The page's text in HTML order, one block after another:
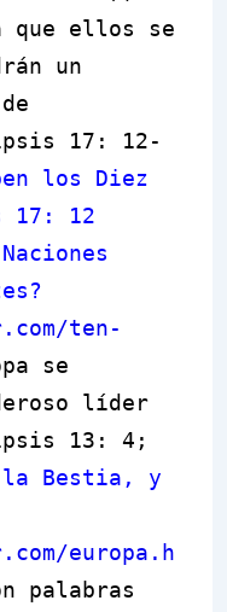
que ellos se
un
17: 12-
los Diez
17: 12
ten-
se
líder
13: 4;
la Bestia, y
europa.h
palabras